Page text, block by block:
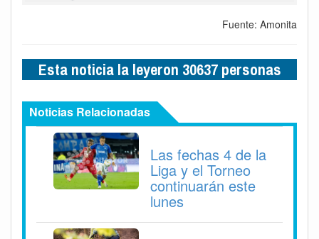
Fuente: Amonita
Esta noticia la leyeron 30637 personas
Noticias Relacionadas
Las fechas 4 de la
Liga y el Torneo
continuarán este
lunes